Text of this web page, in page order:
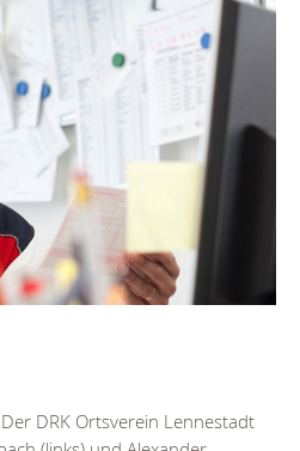
DRK Ortsverein Lennestadt